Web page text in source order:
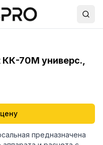
КК-70М универс.,
предназначена